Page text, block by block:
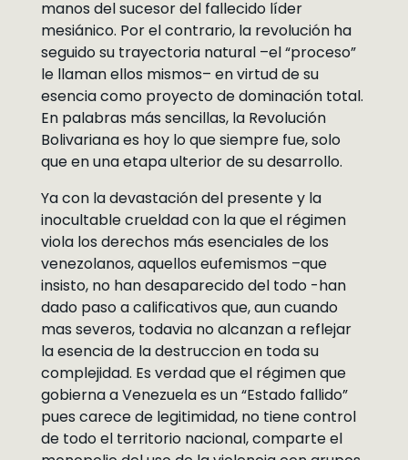
manos del sucesor del fallecido líder
mesiánico. Por el contrario, la revolución ha
seguido su trayectoria natural –el “proceso”
le llaman ellos mismos– en virtud de su
esencia como proyecto de dominación total.
En palabras más sencillas, la Revolución
Bolivariana es hoy lo que siempre fue, solo
que en una etapa ulterior de su desarrollo.
Ya con la devastación del presente y la
inocultable crueldad con la que el régimen
viola los derechos más esenciales de los
venezolanos, aquellos eufemismos –que
insisto, no han desaparecido del todo -han
dado paso a calificativos que, aun cuando
mas severos, todavia no alcanzan a reflejar
la esencia de la destruccion en toda su
complejidad. Es verdad que el régimen que
gobierna a Venezuela es un “Estado fallido”
pues carece de legitimidad, no tiene control
de todo el territorio nacional, comparte el